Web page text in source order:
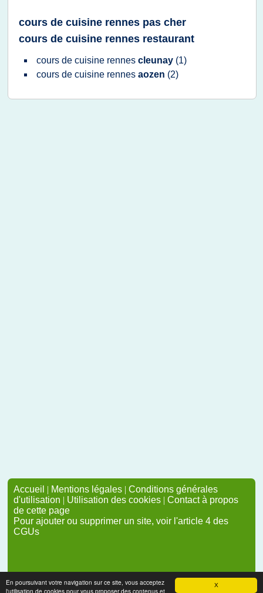
X
En poursuivant votre navigation sur ce site, vous acceptez
l'utilisation de cookies pour vous proposer des contenus et
cours de cuisine rennes pas cher
cours de cuisine rennes restaurant
cours de cuisine rennes cleunay (1)
cours de cuisine rennes aozen (2)
Accueil | Mentions légales | Conditions générales
d'utilisation | Utilisation des cookies | Contact à propos
de cette page
Pour ajouter ou supprimer un site, voir l'article 4 des
CGUs